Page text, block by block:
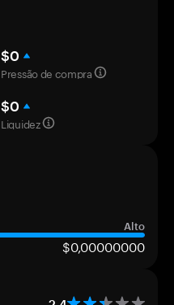
$0
Pressão de compra
$0
Liquidez
Alto
$0,00000000